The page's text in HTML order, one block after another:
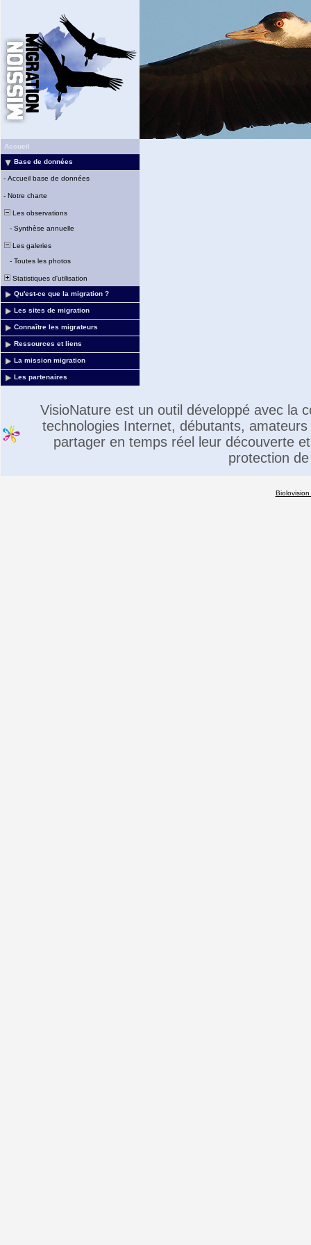
Accueil
Base de données
- Accueil base de données
- Notre charte
Les observations
- Synthèse annuelle
Les galeries
- Toutes les photos
Statistiques d'utilisation
Qu'est-ce que la migration ?
Les sites de migration
Connaître les migrateurs
Ressources et liens
La mission migration
Les partenaires
VisioNature est un outil développé avec la
technologies Internet, débutants,
partager en temps réel leur découverte
protection
Biolovision